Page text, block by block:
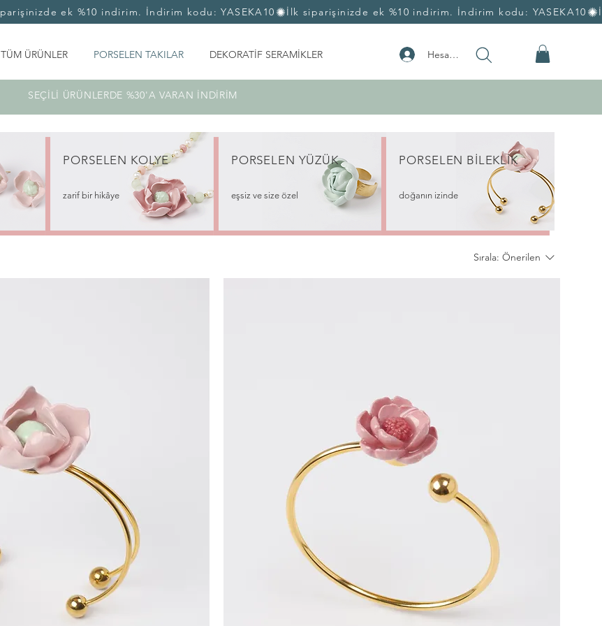
TÜM ÜRÜNLER PORSELEN TAKILAR DEKORATİF SERAMİKLER Hesabım
SEÇİLİ ÜRÜNLERDE %30'A VARAN İNDİRİM
PORSELEN KOLYE
zarif bir hikâye
PORSELEN YÜZÜK
eşsiz ve size özel
PORSELEN BİLEKLİK
doğanın izinde
Sırala: Önerilen